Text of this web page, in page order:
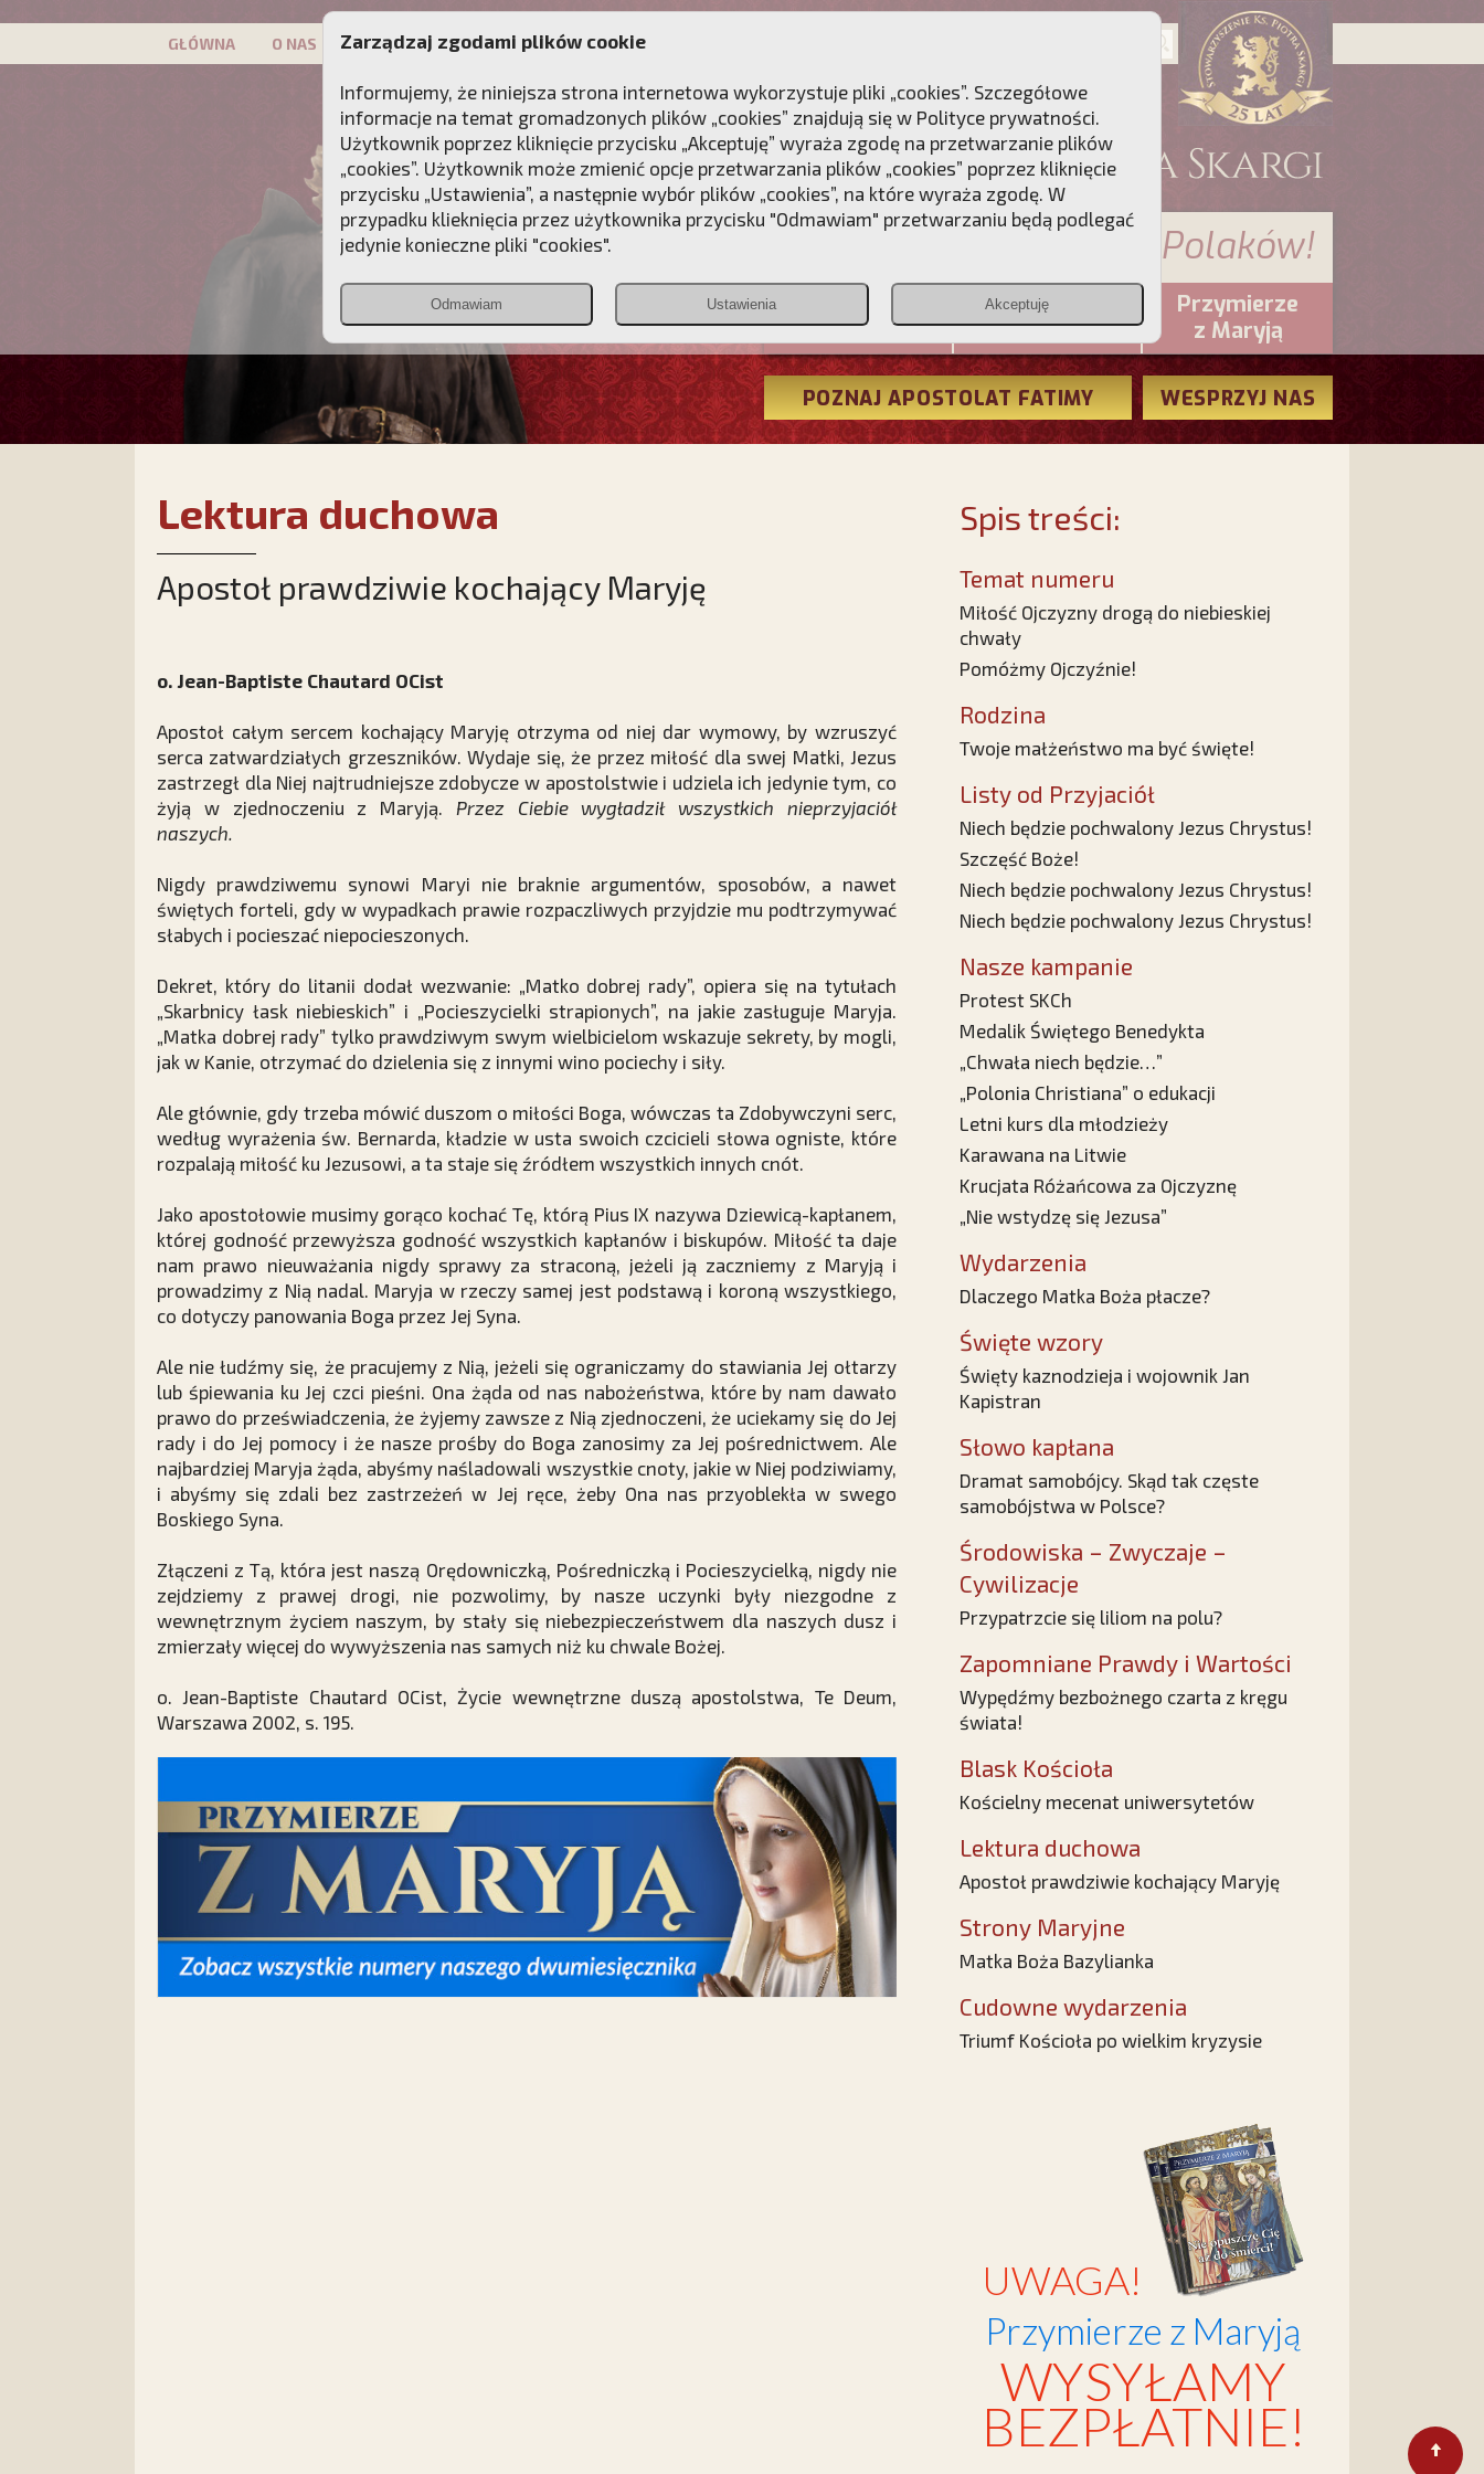
GŁÓWNA O NAS PATRON KAMPANIE DLA DUSZY
Przebudźmy sumienia Polaków!
Christiana
PCh24.pl
Przymierze
z Maryją
POZNAJ APOSTOLAT FATIMY WESPRZYJ NAS
Lektura duchowa
Apostoł prawdziwie kochający Maryję
o. Jean-Baptiste Chautard OCist
Apostoł całym sercem kochający Maryję otrzyma od niej dar wymowy, by wzruszyć
serca zatwardziałych grzeszników. Wydaje się, że przez miłość dla swej Matki, Jezus
zastrzegł dla Niej najtrudniejsze zdobycze w apostolstwie i udziela ich jedynie tym, co
żyją w zjednoczeniu z Maryją. Przez Ciebie wygładził wszystkich nieprzyjaciół
naszych.
Nigdy prawdziwemu synowi Maryi nie braknie argumentów, sposobów, a nawet
świętych forteli, gdy w wypadkach prawie rozpaczliwych przyjdzie mu podtrzymywać
słabych i pocieszać niepocieszonych.
Dekret, który do litanii dodał wezwanie: „Matko dobrej rady”, opiera się na tytułach
„Skarbnicy łask niebieskich” i „Pocieszycielki strapionych”, na jakie zasługuje Maryja.
„Matka dobrej rady” tylko prawdziwym swym wielbicielom wskazuje sekrety, by mogli,
jak w Kanie, otrzymać do dzielenia się z innymi wino pociechy i siły.
Ale głównie, gdy trzeba mówić duszom o miłości Boga, wówczas ta Zdobywczyni serc,
według wyrażenia św. Bernarda, kładzie w usta swoich czcicieli słowa ogniste, które
rozpalają miłość ku Jezusowi, a ta staje się źródłem wszystkich innych cnót.
Jako apostołowie musimy gorąco kochać Tę, którą Pius IX nazywa Dziewicą-kapłanem,
której godność przewyższa godność wszystkich kapłanów i biskupów. Miłość ta daje
nam prawo nieuważania nigdy sprawy za straconą, jeżeli ją zaczniemy z Maryją i
prowadzimy z Nią nadal. Maryja w rzeczy samej jest podstawą i koroną wszystkiego,
co dotyczy panowania Boga przez Jej Syna.
Ale nie łudźmy się, że pracujemy z Nią, jeżeli się ograniczamy do stawiania Jej ołtarzy
lub śpiewania ku Jej czci pieśni. Ona żąda od nas nabożeństwa, które by nam dawało
prawo do przeświadczenia, że żyjemy zawsze z Nią zjednoczeni, że uciekamy się do Jej
rady i do Jej pomocy i że nasze prośby do Boga zanosimy za Jej pośrednictwem. Ale
najbardziej Maryja żąda, abyśmy naśladowali wszystkie cnoty, jakie w Niej podziwiamy,
i abyśmy się zdali bez zastrzeżeń w Jej ręce, żeby Ona nas przyoblekła w swego
Boskiego Syna.
Złączeni z Tą, która jest naszą Orędowniczką, Pośredniczką i Pocieszycielką, nigdy nie
zejdziemy z prawej drogi, nie pozwolimy, by nasze uczynki były niezgodne z
wewnętrznym życiem naszym, by stały się niebezpieczeństwem dla naszych dusz i
zmierzały więcej do wywyższenia nas samych niż ku chwale Bożej.
o. Jean-Baptiste Chautard OCist, Życie wewnętrzne duszą apostolstwa, Te Deum,
Warszawa 2002, s. 195.
Spis treści:
Temat numeru
Miłość Ojczyzny drogą do niebieskiej
chwały
Pomóżmy Ojczyźnie!
Rodzina
Twoje małżeństwo ma być święte!
Listy od Przyjaciół
Niech będzie pochwalony Jezus Chrystus!
Szczęść Boże!
Niech będzie pochwalony Jezus Chrystus!
Niech będzie pochwalony Jezus Chrystus!
Nasze kampanie
Protest SKCh
Medalik Świętego Benedykta
„Chwała niech będzie…”
„Polonia Christiana” o edukacji
Letni kurs dla młodzieży
Karawana na Litwie
Krucjata Różańcowa za Ojczyznę
„Nie wstydzę się Jezusa”
Wydarzenia
Dlaczego Matka Boża płacze?
Święte wzory
Święty kaznodzieja i wojownik Jan
Kapistran
Słowo kapłana
Dramat samobójcy. Skąd tak częste
samobójstwa w Polsce?
Środowiska – Zwyczaje –
Cywilizacje
Przypatrzcie się liliom na polu?
Zapomniane Prawdy i Wartości
Wypędźmy bezbożnego czarta z kręgu
świata!
Blask Kościoła
Kościelny mecenat uniwersytetów
Lektura duchowa
Apostoł prawdziwie kochający Maryję
Strony Maryjne
Matka Boża Bazylianka
Cudowne wydarzenia
Triumf Kościoła po wielkim kryzysie
UWAGA!
Przymierze z Maryją
WYSYŁAMY
BEZPŁATNIE!
Zarządzaj zgodami plików cookie
Informujemy, że niniejsza strona internetowa wykorzystuje pliki „cookies”. Szczegółowe
informacje na temat gromadzonych plików „cookies” znajdują się w Polityce prywatności.
Użytkownik poprzez kliknięcie przycisku „Akceptuję” wyraża zgodę na przetwarzanie plików
„cookies”. Użytkownik może zmienić opcje przetwarzania plików „cookies” poprzez kliknięcie
przycisku „Ustawienia”, a następnie wybór plików „cookies”, na które wyraża zgodę. W
przypadku klieknięcia przez użytkownika przycisku "Odmawiam" przetwarzaniu będą podlegać
jedynie konieczne pliki "cookies".
Odmawiam Ustawienia Akceptuję